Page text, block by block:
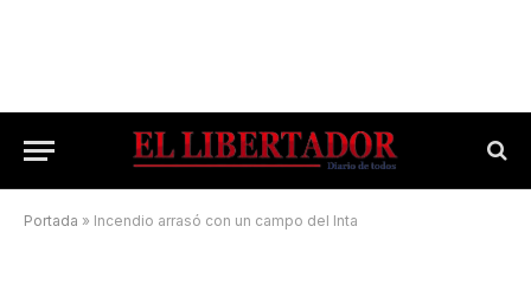
Portada » Incendio arrasó con un campo del Inta